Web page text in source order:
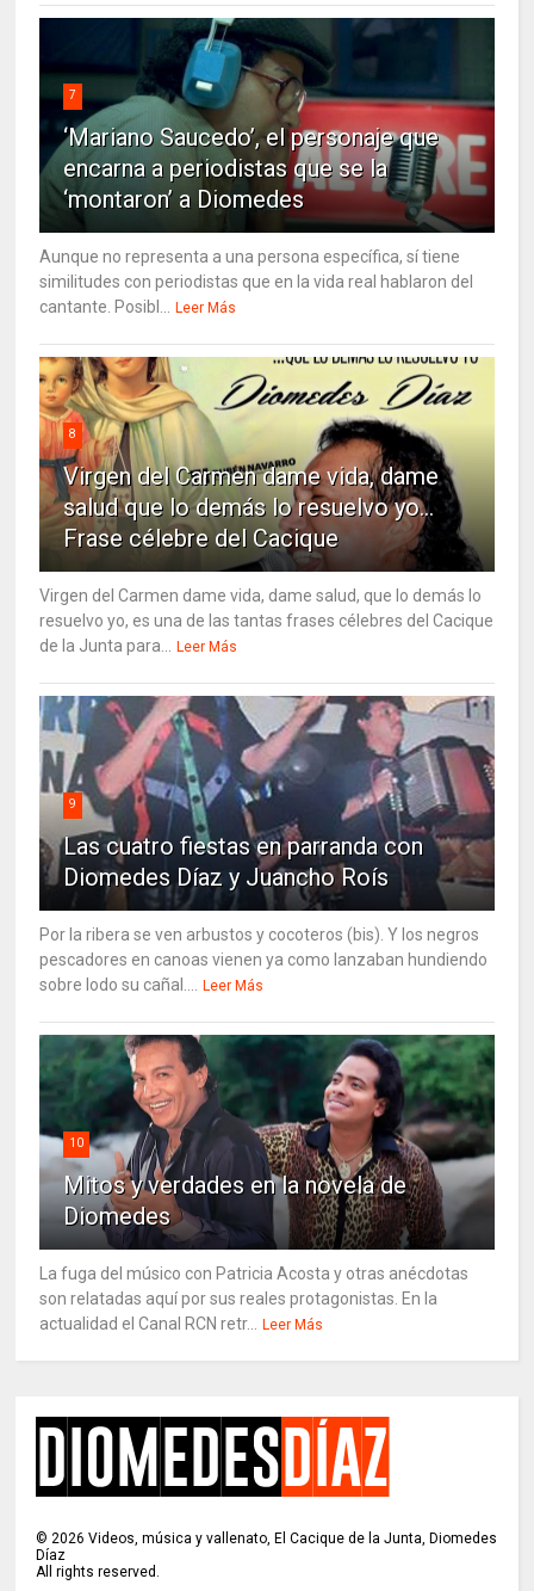
7
‘Mariano Saucedo’, el personaje que
encarna a periodistas que se la
‘montaron’ a Diomedes
Aunque no representa a una persona específica, sí tiene
similitudes con periodistas que en la vida real hablaron del
cantante. Posibl... Leer Más
8
Virgen del Carmen dame vida, dame
salud que lo demás lo resuelvo yo…
Frase célebre del Cacique
Virgen del Carmen dame vida, dame salud, que lo demás lo
resuelvo yo, es una de las tantas frases célebres del Cacique
de la Junta para... Leer Más
9
Las cuatro fiestas en parranda con
Diomedes Díaz y Juancho Roís
Por la ribera se ven arbustos y cocoteros (bis). Y los negros
pescadores en canoas vienen ya como lanzaban hundiendo
sobre lodo su cañal.... Leer Más
10
Mitos y verdades en la novela de
Diomedes
La fuga del músico con Patricia Acosta y otras anécdotas
son relatadas aquí por sus reales protagonistas. En la
actualidad el Canal RCN retr... Leer Más
©2026 Videos, música y vallenato, El Cacique de la Junta, Diomedes
Díaz
All rights reserved.